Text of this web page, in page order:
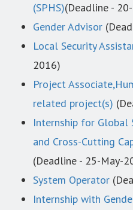
(SPHS)(Deadline -
Gender Advisor
Local Security
2016)
Project
related project(s)
Internship for Global
and Cross-Cutting
(Deadline - 25-May-
System Operator
Internship with